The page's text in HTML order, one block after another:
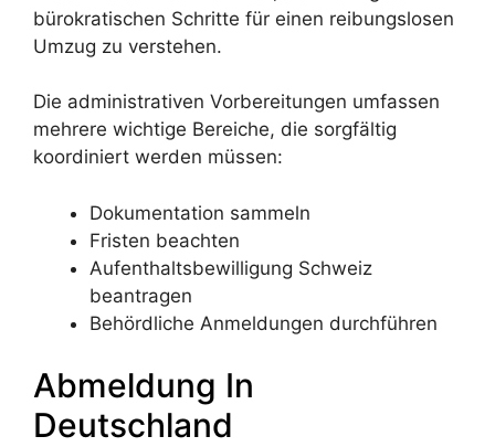
bürokratischen Schritte für einen reibungslosen
Umzug zu verstehen.
Die administrativen Vorbereitungen umfassen
mehrere wichtige Bereiche, die sorgfältig
koordiniert werden müssen:
Dokumentation sammeln
Fristen beachten
Aufenthaltsbewilligung Schweiz
beantragen
Behördliche Anmeldungen durchführen
Abmeldung In
Deutschland